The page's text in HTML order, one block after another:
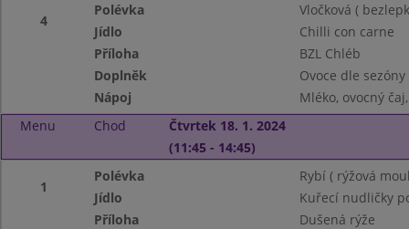
4
Polévka
Vločková (
Jídlo
Chilli con carne
Příloha
BZL Chléb
Doplněk
Ovoce dle sezóny
Nápoj
Mléko, ovocný
Menu
Chod
Čtvrtek 18. 1. 2024
(11:45 - 14:45)
1
Polévka
Rybí ( rýžová
Jídlo
Kuřecí nudličky
Příloha
Dušená rýže